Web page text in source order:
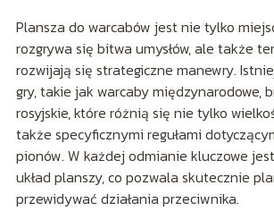
Plansza do warcabów jest nie tylko
rozgrywa się bitwa umysłów, ale także
rozwijają się strategiczne manewry.
gry, takie jak warcaby międzynarodowe,
rosyjskie, które różnią się nie tylko
także specyficznymi regułami
pionów. W każdej odmianie kluczowe
układ planszy, co pozwala skutecznie
przewidywać działania przeciwnika.